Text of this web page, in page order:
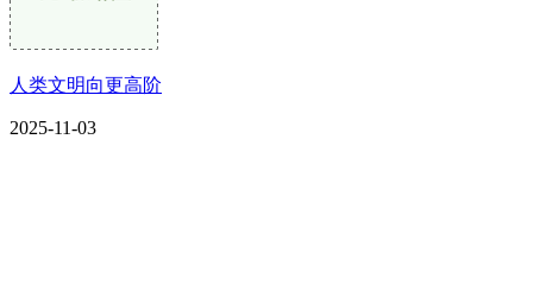
人类文明向更高阶
2025-11-03